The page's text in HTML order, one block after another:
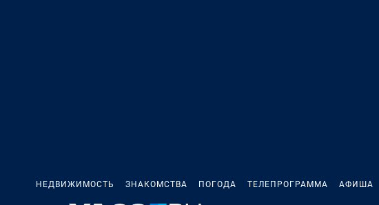
НЕДВИЖИМОСТЬ ЗНАКОМСТВА ПОГОДА ТЕЛЕПРОГРАММА АФИША